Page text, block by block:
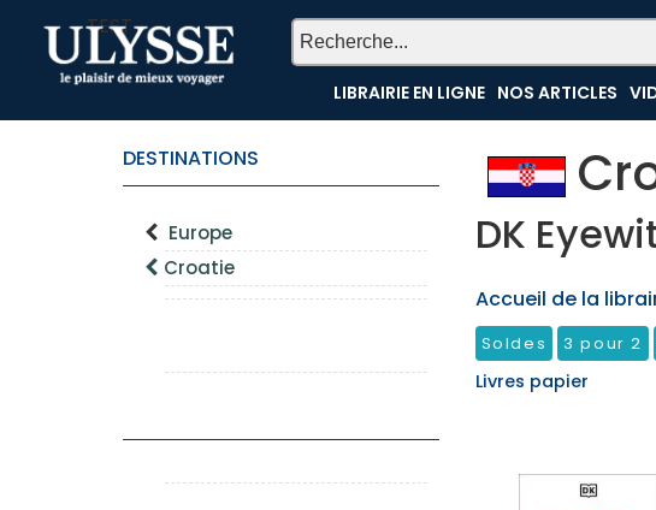
TEST
LIBRAIRIE EN LIGNE NOS ARTICLES
DESTINATIONS
Europe
Croatie
DK
Accueil de la
Soldes 3 pour 2
Livres papier